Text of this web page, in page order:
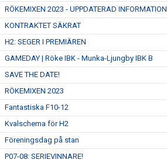
RÖKEMIXEN 2023 - UPPDATERAD INFORMATION
KONTRAKTET SÄKRAT
H2: SEGER I PREMIÄREN
GAMEDAY | Röke IBK - Munka-Ljungby IBK B
SAVE THE DATE!
RÖKEMIXEN 2023
Fantastiska F10-12
Kvalschema för H2
Föreningsdag på stan
P07-08: SERIEVINNARE!